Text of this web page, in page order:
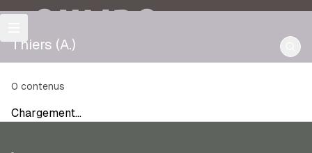
OULIPO
Thiers (A.)
0 contenus
Chargement…